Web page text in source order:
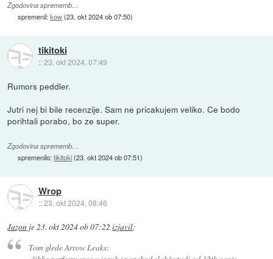
Zgodovina sprememb…
spremenil:kow(23. okt 2024 ob 07:50)
tikitoki
::23. okt 2024, 07:49
Rumors peddler.
Jutri nej bi bile recenzije. Sam ne pricakujem veliko. Ce bodo
porihtali porabo, bo ze super.
Zgodovina sprememb…
spremenilo:tikitoki(23. okt 2024 ob 07:51)
Wrop
::23. okt 2024, 08:46
Jazon je23. okt 2024 ob 07:22 izjavil:
Tom glede Arrow Leaks: